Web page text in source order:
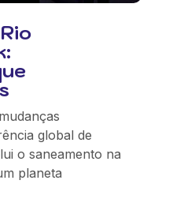
global de
o saneamento na
planeta